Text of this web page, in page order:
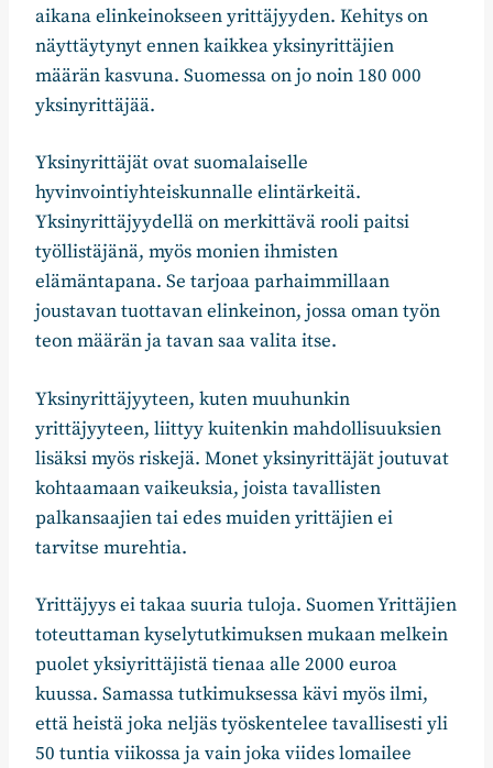
aikana elinkeinokseen yrittäjyyden. Kehitys on
näyttäytynyt ennen kaikkea yksinyrittäjien
määrän kasvuna. Suomessa on jo noin 180 000
yksinyrittäjää.
Yksinyrittäjät ovat suomalaiselle
hyvinvointiyhteiskunnalle elintärkeitä.
Yksinyrittäjyydellä on merkittävä rooli paitsi
työllistäjänä, myös monien ihmisten
elämäntapana. Se tarjoaa parhaimmillaan
joustavan tuottavan elinkeinon, jossa oman työn
teon määrän ja tavan saa valita itse.
Yksinyrittäjyyteen, kuten muuhunkin
yrittäjyyteen, liittyy kuitenkin mahdollisuuksien
lisäksi myös riskejä. Monet yksinyrittäjät joutuvat
kohtaamaan vaikeuksia, joista tavallisten
palkansaajien tai edes muiden yrittäjien ei
tarvitse murehtia.
Yrittäjyys ei takaa suuria tuloja. Suomen Yrittäjien
toteuttaman kyselytutkimuksen mukaan melkein
puolet yksiyrittäjistä tienaa alle 2000 euroa
kuussa. Samassa tutkimuksessa kävi myös ilmi,
että heistä joka neljäs työskentelee tavallisesti yli
50 tuntia viikossa ja vain joka viides lomailee